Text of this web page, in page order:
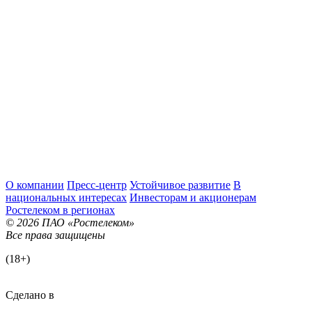
О компании Пресс-центр Устойчивое развитие В
национальных интересах Инвесторам и акционерам
Ростелеком в регионах
© 2026 ПАО «Ростелеком»
Все права защищены
(18+)
Сделано в